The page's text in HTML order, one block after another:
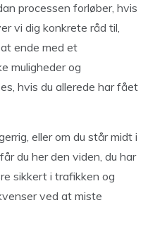
processen forløber, hvis
vi dig konkrete råd til,
ende med et
muligheder og
hvis du allerede har fået
eller om du står midt i
du her den viden, du har
sikkert i trafikken og
ved at miste